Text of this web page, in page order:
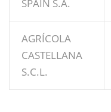
SPAIN S.A.
AGRÍCOLA
CASTELLANA
S.C.L.